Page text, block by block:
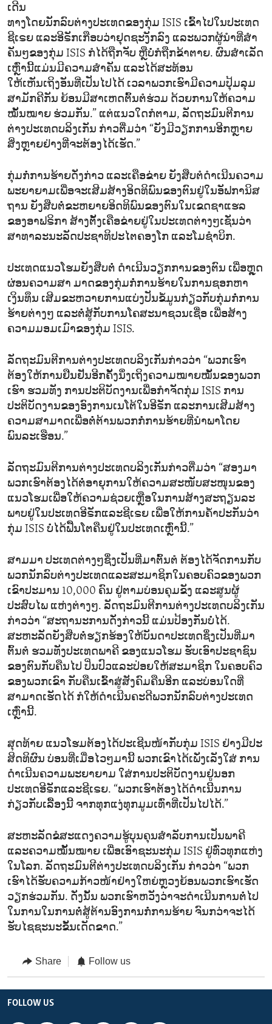
ເດີນ
ທາງໂດຍນັກລົບຕ່າງປະເທດຂອງກຸ່ມ ISIS ເຂົ້າໄປໃນປະເທດ
ຊີເຣຍ ແລະອີຣັກເກືອບວ່າຢຸດຊະງັກລົງ ແລະພວກຜູ້ນຳທີ່ສໍາ
ຄັນໆຂອງກຸ່ມ ISIS ກໍໄດ້ຖືກຈັບ ຫຼືບໍ່ກໍຖືກຂ້າຕາຍ. ຜົນສຳເລັດ
ເຫຼົ່ານີ້ແມ່ນມີຄວາມສຳຄັນ ແລະໄດ້ສະທ້ອນ
ໃຫ້ເຫັນເຖິງອັນທີ່ເປັນໄປໄດ້ ເວລາພວກເຮົາມີຄວາມປຸ້ມລຸມ
ສາມັກຄີກັນ ຍ້ອນມີສາເຫດຕົ້ນຕໍຮ່ວມ ດ້ວຍການໃຫ້ຄວາມ
ໝັ້ນໝາຍ ຮ່ວມກັນ.” ແຕ່ແນວໃດກໍຕາມ, ລັດຖະມົນຕີການ
ຕ່າງປະເທດບລິງເກັນ ກ່າວຕື່ມວ່າ “ຍັງມີວຽກການອີກຫຼາຍ
ສິ່ງຫຼາຍຢ່າງທີ່ຈະຕ້ອງໄດ້ເຮັດ.”
ກຸ່ມກໍ່ການຮ້າຍດັ່ງກ່າວ ແລະເຄືອຂ່າຍ ຍັງສືບຕໍດຳເນີນຄວາມ
ພະຍາຍາມເພື່ອຈະເສີມສ້າງອິດທິພົນຂອງຕົນຢູ່ໃນອັຟການິສ
ຖານ ຍັງສືບຕໍ່ຂະຫຍາຍອິດທິພົນຂອງຕົນໃນເຂດຊາແຮລ
ຂອງອາຟຣິກາ ສ້າງຕັ້ງເຄືອຂ່າຍຢູ່ໃນປະເທດຕ່າງໆເຊັ່ນວ່າ
ສາທາລະນະລັດປະຊາທິປະໄຕຄອງໂກ ແລະໂມຊຳບິກ.
ປະເທດແນວໂຮມຍັງສືບຕໍ່ ດຳເນີນວຽກການຂອງຕົນ ເພື່ອຫຼຸດ
ຜ່ອນຄວາມສາ ມາດຂອງກຸ່ມກໍ່ການຮ້າຍໃນການຊອກຫາ
ເງິນທຶນ ເສີມຂະຫວາຍການແບ່ງປັນຂໍ້ມູນກ່ຽວກັບກຸ່ມກໍ່ການ
ຮ້າຍຕ່າງໆ ແລະຕໍ່ສູ້ກັບການໂຄສະນາຊວນເຊື່ອ ເພື່ອສ້າງ
ຄວາມມອມເມົາຂອງກຸ່ມ ISIS.
ລັດຖະມົນຕີການຕ່າງປະເທດບລິງເກັນກ່າວວ່າ “ພວກເຮົາ
ຕ້ອງໃຫ້ການຢືນຢັນອີກຄັ້ງນຶ່ງເຖິງຄວາມໝາຍໝັ້ນຂອງພວກ
ເຮົາ ຮວມທັງ ການປະຕິບັດງານເພື່ອກຳຈັດກຸ່ມ ISIS ການ
ປະຕິບັດງານຂອງອົງການເນໂຕ້ໃນອີຣັກ ແລະການເສີມສ້າງ
ຄວາມສາມາດເພື່ອຕໍ່ຕ້ານພວກກໍ່ການຮ້າຍທີ່ນຳພາໂດຍ
ພົນລະເຮືອນ.”
ລັດຖະມົນຕີການຕ່າງປະເທດບລິງເກັນກ່າວຕື່ມວ່າ “ສອງມາ
ພວກເຮົາຕ້ອງໄດ້ຕໍ່ອາຍຸການໃຫ້ຄວາມສະໜັບສະໜຸນຂອງ
ແນວໂຮມເພື່ອໃຫ້ຄວາມຊ່ວຍເຫຼືອໃນການສ້າງສະຖຽນລະ
ພາບຢູ່ໃນປະເທດອີຣັກແລະຊີເຣຍ ເພື່ອໃຫ້ການຄ້ຳປະກັນວ່າ
ກຸ່ມ ISIS ບໍ່ໄດ້ຟື້ນໂຕຄືນຢູ່ໃນປະເທດເຫຼົ່ານີ້.”
ສາມມາ ປະເທດຕ່າງໆຊຶ່ງເປັນທີ່ມາຕົ້ນຕໍ ຕ້ອງໄດ້ຈັດການກັບ
ພວກນັກລົບຕ່າງປະເທດແລະສະມາຊິກໃນຄອບຄົວຂອງພວກ
ເຂົາປະມານ 10,000 ຄົນ ຢູ່ຕາມບ່ອນຄຸມຂັງ ແລະສູນຜູ້
ປະສົບໄພ ແຫ່ງຕ່າງໆ. ລັດຖະມົນຕີການຕ່າງປະເທດບລິງເກັນ
ກ່າວວ່າ “ສະຖານະການດັ່ງກ່າວນີ້ ແມ່ນປ້ອງກັນບໍ່ໄດ້.
ສະຫະລັດຍັງສືບຕໍ່ຮຽກຮ້ອງໃຫ້ບັນດາປະເທດຊຶ່ງເປັນທີ່ມາ
ຕົ້ນຕໍ ຮວມທັງປະເທດພາຄີ ຂອງແນວໂຮມ ຮັບເອົາປະຊາຊົນ
ຂອງຕົນກັບຄືນໄປ ປິ່ນປົວແລະປ່ອຍໃຫ້ສະມາຊິກ ໃນຄອບຄົວ
ຂອງພວກເຂົາ ກັບຄືນເຂົ້າສູ່ສັງຄົມຄືນອີກ ແລະບ່ອນໃດທີ່
ສາມາດເຮັດໄດ້ ກໍໃຫ້ດຳເນີນຄະດີພວກນັກລົບຕ່າງປະເທດ
ເຫຼົ່ານີ້.
ສຸດທ້າຍ ແນວໂຮມຕ້ອງໄດ້ປະເຊີນໜ້າກັບກຸ່ມ ISIS ຢ່າງມີປະ
ສິດທິຜົນ ບ່ອນທີ່ເມື່ອໄວໆມານີ້ ພວກເຂົາໄດ້ເພັ່ງເລັງໃສ່ ການ
ດຳເນີນຄວາມພະຍາຍາມ ໃສ່ການປະຕິບັດງານຢູ່ນອກ
ປະເທດອີຣັກແລະຊີເຣຍ. “ພວກເຮົາຕ້ອງໄດ້ດຳເນີິນການ
ກ່ຽວກັບເລື້ອງນີ້ ຈາກທຸກແງ່ທຸກມູມເທົ່າທີ່ເປັນໄປໄດ້.”
ສະຫະລັດຂໍສະແດງຄວາມຮູ້ບຸນຄຸນສຳລັບການເປັນພາຄີ
ແລະຄວາມໝັ້ນໝາຍ ເພື່ອເອົາຊະນະກຸ່ມ ISIS ຢູ່ທົ່ວທຸກແຫ່ງ
ໃນໂລກ. ລັດຖະມົນຕີຕ່າງປະເທດບລິງເກັນ ກ່າວວ່າ “ພວກ
ເຮົາໄດ້ຮັບຄວາມກ້າວໜ້າຢ່າງໃຫຍ່ຫຼວງຍ້ອນພວກເຮົາເຮັດ
ວຽກຮ່ວມກັນ. ດັ່ງນັ້ນ ພວກເຮົາຫວັງວ່າຈະດຳເນີນການຕໍ່ໄປ
ໃນການໃນການຕໍ່ສູ້ຕ້ານອົງການກໍ່ການຮ້າຍ ຈົນກວ່າຈະໄດ້
ຮັບໄຊຊະນະຂັ້ນເດັດຂາດ.”
Share Follow us
FOLLOW US